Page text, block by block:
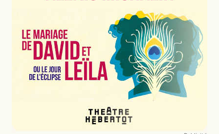
José António Tenente
LumièresRui Monteiro
Musiques originales et sonPedro Costa
Collaboration artistiqueSophie Bricaire
La troupe
Éric Génovèse, Denis Podalydès, Elsa
Lepoivre, Loïc Corbery, Gaël Kamilindi, Élisa
Alloula, Séphora Pondi